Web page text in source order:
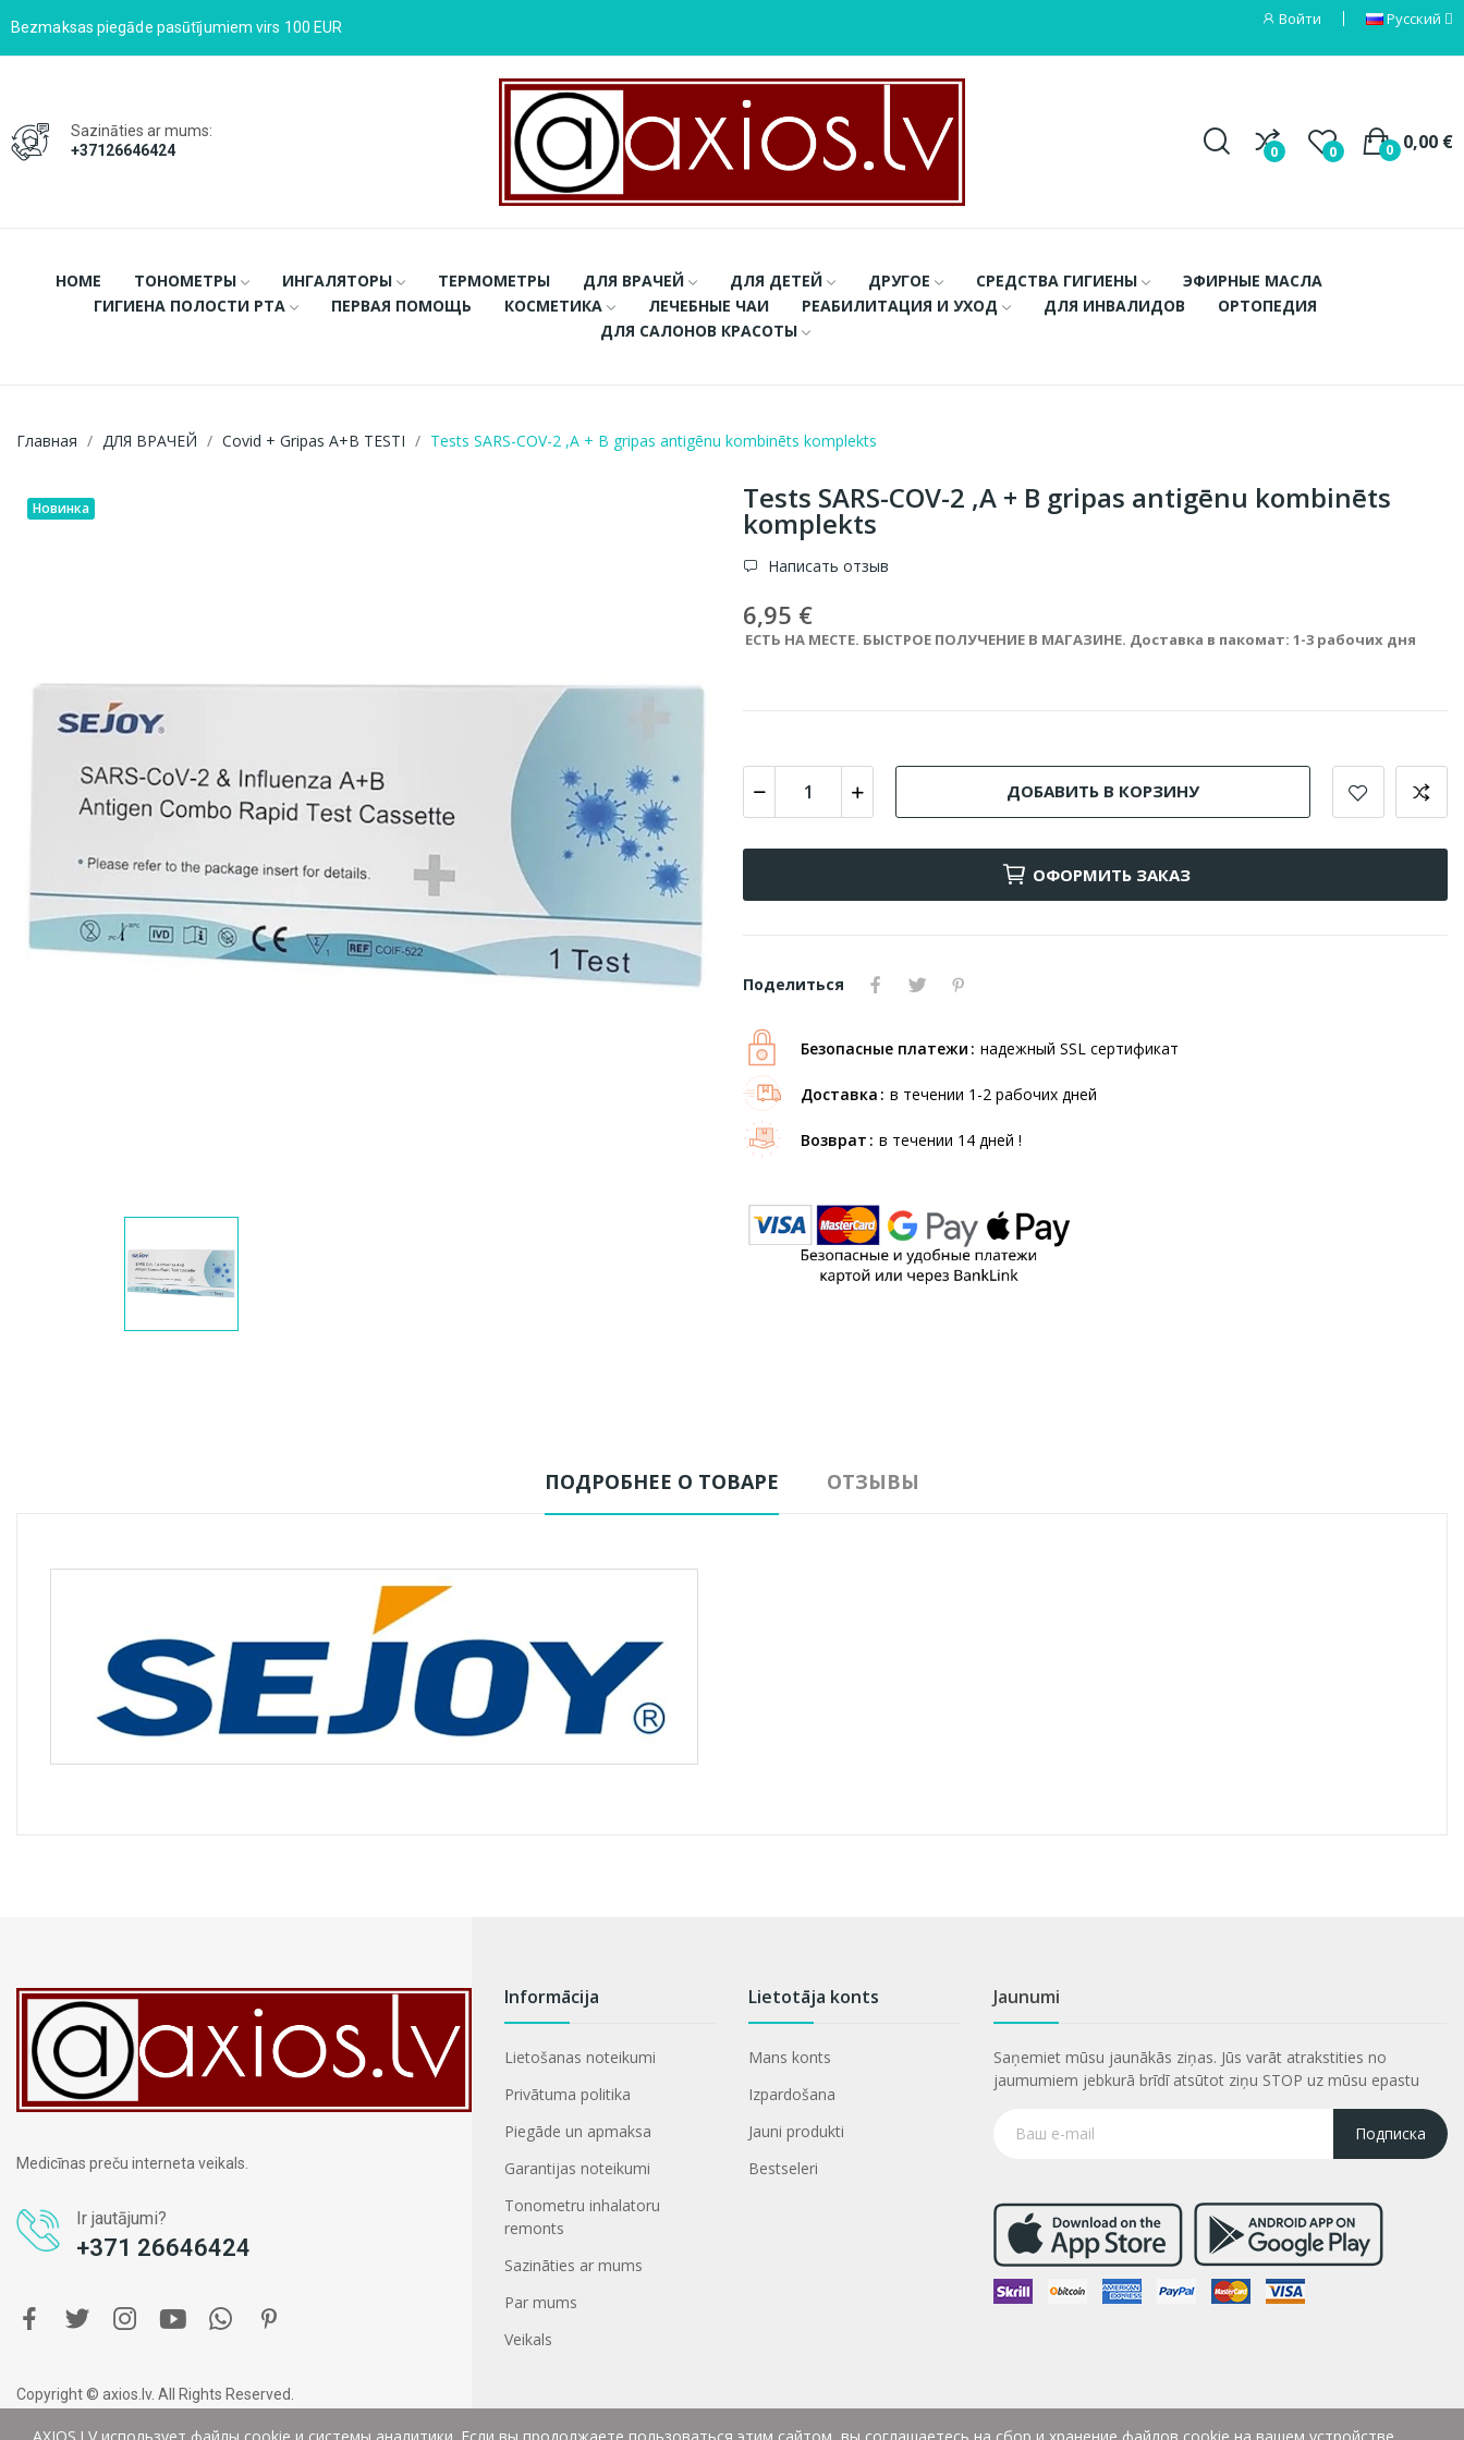
Bezmaksas piegāde pasūtījumiem virs 100 EUR Войти Русский
Sazināties ar mums:
+37126646424
0 0 0,00 €
0
HOME ТОНОМЕТРЫ ИНГАЛЯТОРЫ ТЕРМОМЕТРЫ ДЛЯ ВРАЧЕЙ ДЛЯ ДЕТЕЙ ДРУГОЕ СРЕДСТВА ГИГИЕНЫ
ЭФИРНЫЕ МАСЛА
ГИГИЕНА ПОЛОСТИ РТА
ПЕРВАЯ ПОМОЩЬ КОСМЕТИКА ЛЕЧЕБНЫЕ ЧАИ РЕАБИЛИТАЦИЯ И УХОД ДЛЯ ИНВАЛИДОВ
ОРТОПЕДИЯ
ДЛЯ САЛОНОВ КРАСОТЫ
Главная ДЛЯ ВРАЧЕЙ Covid + Gripas A+B TESTI Tests SARS-COV-2 ,A + B gripas antigēnu kombinēts komplekts
Новинка Tests SARS-COV-2 ,A + B gripas antigēnu kombinēts
komplekts
Написать отзыв
6,95 €
ЕСТЬ НА МЕСТЕ. БЫСТРОЕ ПОЛУЧЕНИЕ В МАГАЗИНЕ. Доставка в пакомат: 1-3 рабочих дня
ДОБАВИТЬ В КОРЗИНУ
ОФОРМИТЬ ЗАКАЗ
Поделиться
Безопасные платежи надежный SSL сертификат
Доставка в течении 1-2 рабочих дней
Возврат в течении 14 дней !
ПОДРОБНЕЕ О ТОВАРЕ ОТЗЫВЫ
Medicīnas preču interneta veikals.
Ir jautājumi?
+371 26646424
Informācija
Lietošanas noteikumi
Privātuma politika
Piegāde un apmaksa
Garantijas noteikumi
Tonometru inhalatoru
remonts
Sazināties ar mums
Par mums
Veikals
Lietotāja konts
Mans konts
Izpardošana
Jauni produkti
Bestseleri
Jaunumi
Saņemiet mūsu jaunākās ziņas. Jūs varāt atrakstities no
jaumumiem jebkurā brīdī atsūtot ziņu STOP uz mūsu epastu
Подписка
Copyright © axios.lv. All Rights Reserved.